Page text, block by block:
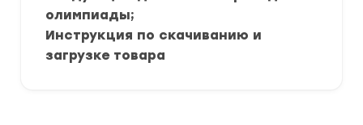
олимпиады;
Инструкция по скачиванию и
загрузке товара